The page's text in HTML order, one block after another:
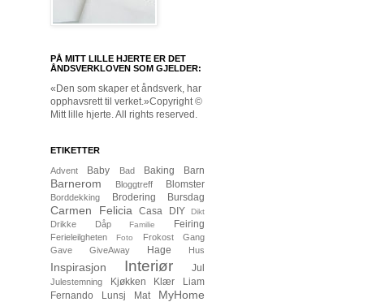
PÅ MITT LILLE HJERTE ER DET
ÅNDSVERKLOVEN SOM GJELDER:
«Den som skaper et åndsverk, har
opphavsrett til verket.»Copyright ©
Mitt lille hjerte. All rights reserved.
ETIKETTER
Advent Baby Bad Baking Barn
Barnerom Bloggtreff Blomster
Borddekking Brodering Bursdag
Carmen Felicia Casa DIY Dikt
Drikke Dåp Familie Feiring
Ferieleilgheten Foto Frokost
Gang
Gave
GiveAway Hage Hus
Inspirasjon Interiør Jul
Julestemning Kjøkken Klær
Liam
Fernando
Lunsj Mat MyHome